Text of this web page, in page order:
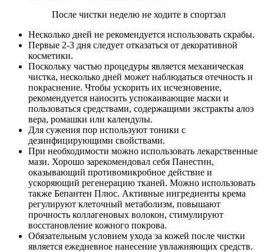
После чистки неделю не ходите в спортзал
Несколько дней не рекомендуется использовать скрабы.
Первые 2-3 дня следует отказаться от декоративной
косметики.
Поскольку частью процедуры является механическая
чистка, несколько дней может наблюдаться отечность и
покраснение. Чтобы ускорить их исчезновение,
рекомендуется наносить успокаивающие маски и
пользоваться средствами, содержащими экстракты алоэ
вера, ромашки или календулы.
Для сужения пор используют тоники с
дезинфицирующими свойствами.
При необходимости можно использовать лекарственные
мази. Хорошо зарекомендовал себя Панестин,
оказывающий противомикробное действие и
ускоряющий регенерацию тканей. Можно использовать
также Бепантен Плюс. Активные ингредиенты крема
регулируют клеточный метаболизм, повышают
прочность коллагеновых волокон, стимулируют
восстановление кожного покрова.
Обязательным условием ухода за кожей после чистки
является ежедневное нанесение увлажняющих средств.